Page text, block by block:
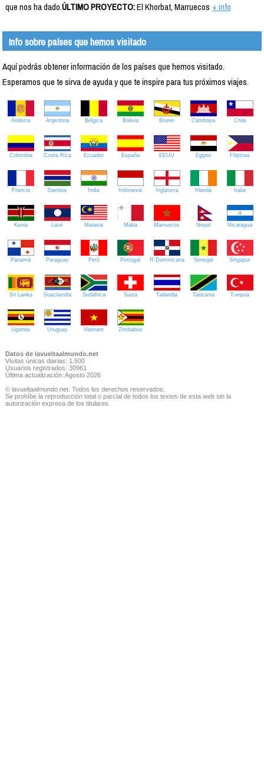
que nos ha dado.ÚLTIMO PROYECTO:El Khorbat, Marruecos + info
Info sobre países que hemos visitado
Aquí podrás obtener información de los países que hemos visitado.
Esperamos que te sirva de ayuda y que te inspire para tus próximos viajes.
Andorra Argentina Bélgica Bolivia Brunei Camboya Chile
Colombia Costa Rica Ecuador España EEUU Egipto Filipinas
Francia Gambia India Indonesia Inglaterra Irlanda Italia
Kenia Laos Malasia Malta Marruecos Nepal Nicaragua
Panamá Paraguay Perú Portugal R.Dominicana Senegal Singapur
Sri Lanka Suazilandia Sudáfrica Suiza Tailandia Tanzania Turquía
Uganda Uruguay Vietnam Zimbabue
Datos de lavueltaalmundo.net
Visitas únicas diarias: 1.500
Usuarios registrados: 30961
Última actualización: Agosto 2026
© lavueltaalmundo.net. Todos los derechos reservados.
Se prohíbe la reproducción total o parcial de todos los textos de esta web sin la
autorización expresa de los titulares.